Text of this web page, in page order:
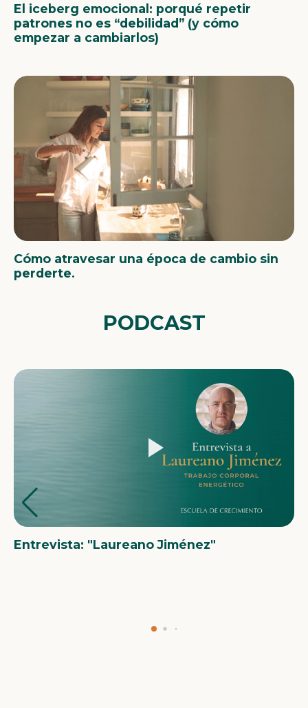
El iceberg emocional: porqué repetir
patrones no es “debilidad” (y cómo
empezar a cambiarlos)
Cómo atravesar una época de cambio sin
perderte.
PODCAST
Entrevista: "Laureano Jiménez"